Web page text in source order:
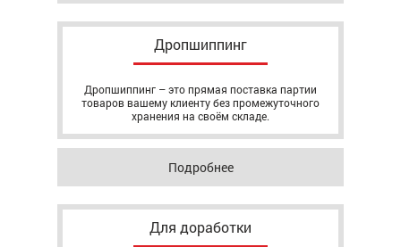
Дропшиппинг
Дропшиппинг – это прямая поставка партии
товаров вашему клиенту без промежуточного
хранения на своём складе.
Подробнее
Для доработки